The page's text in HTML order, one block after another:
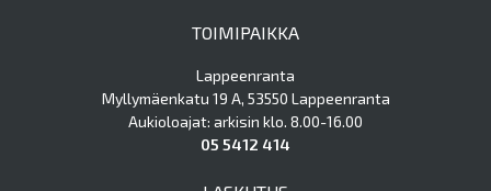
TOIMIPAIKKA
Lappeenranta
Myllymäenkatu 19 A, 53550 Lappeenranta
Aukioloajat: arkisin klo. 8.00-16.00
05 5412 414